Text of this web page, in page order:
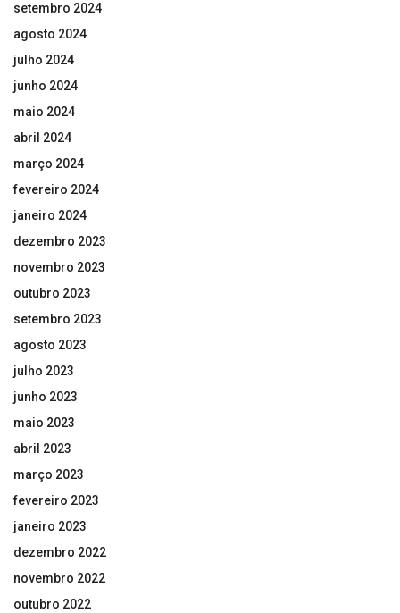
setembro 2024
agosto 2024
julho 2024
junho 2024
maio 2024
abril 2024
março 2024
fevereiro 2024
janeiro 2024
dezembro 2023
novembro 2023
outubro 2023
setembro 2023
agosto 2023
julho 2023
junho 2023
maio 2023
abril 2023
março 2023
fevereiro 2023
janeiro 2023
dezembro 2022
novembro 2022
outubro 2022